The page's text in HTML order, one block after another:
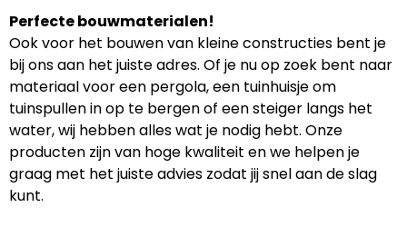
Perfecte bouwmaterialen!
Ook voor het bouwen van kleine constructies bent je
bij ons aan het juiste adres. Of je nu op zoek bent naar
materiaal voor een pergola, een tuinhuisje om
tuinspullen in op te bergen of een steiger langs het
water, wij hebben alles wat je nodig hebt. Onze
producten zijn van hoge kwaliteit en we helpen je
graag met het juiste advies zodat jij snel aan de slag
kunt.